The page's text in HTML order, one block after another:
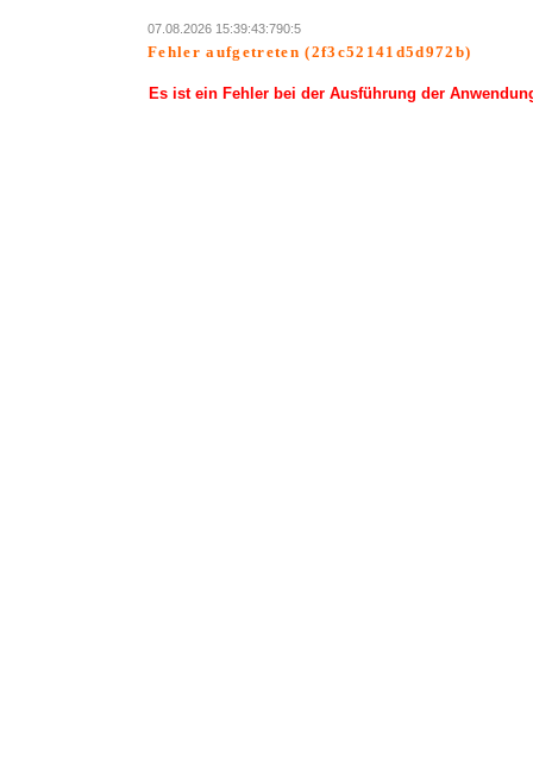
07.08.2026 15:39:43:790:5
Fehler aufgetreten (2f3c52141d5d972b)
Es ist ein Fehler bei der Ausführung der